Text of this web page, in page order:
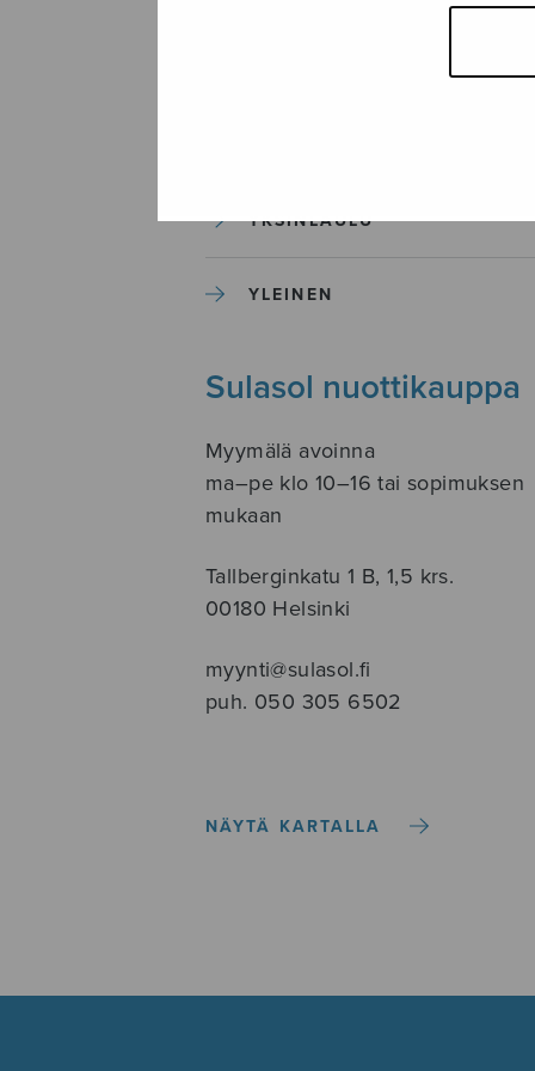
SOITINKOULUT JA OPPAAT
YKSINLAULU
YLEINEN
Sulasol nuottikauppa
Myymälä avoinna
ma–pe klo 10–16 tai sopimuksen
mukaan
Tallberginkatu 1 B, 1,5 krs.
00180 Helsinki
myynti@sulasol.fi
puh. 050 305 6502
NÄYTÄ KARTALLA